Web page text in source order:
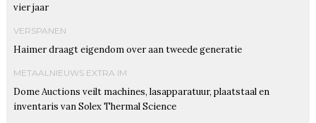
vier jaar
VERSPANEN
Haimer draagt eigendom over aan tweede generatie
METAALNIEUWS EXTRA IM
Dome Auctions veilt machines, lasapparatuur, plaatstaal en
inventaris van Solex Thermal Science